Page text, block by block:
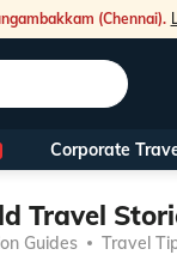
(Chennai).
Our
You
Corporate
Travel
Guides Travel